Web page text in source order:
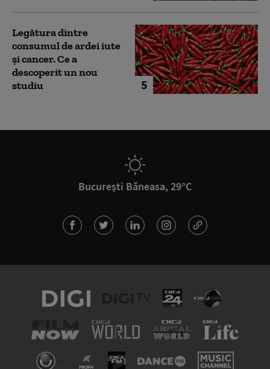
5
Legătura dintre
consumul de ardei iute
și cancer. Ce a
descoperit un nou
studiu
București Băneasa, 29°C